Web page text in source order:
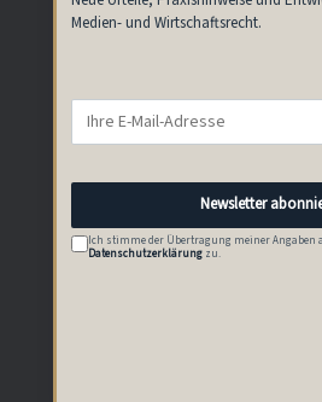
Medien- und Wirtschaftsrecht.
Mail-
Adresse
Newsletter
Ich stimme der Übertragung meiner Angaben
Datenschutzerklärung zu.